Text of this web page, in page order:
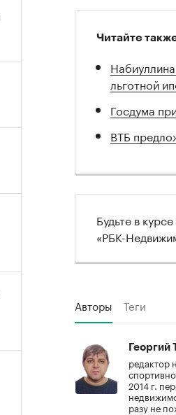
Читайте
льготной
Госдума
ВТБ
Будьте в
«РБК-
Авторы Теги
Георгий
редактор
2014 г.
разу не